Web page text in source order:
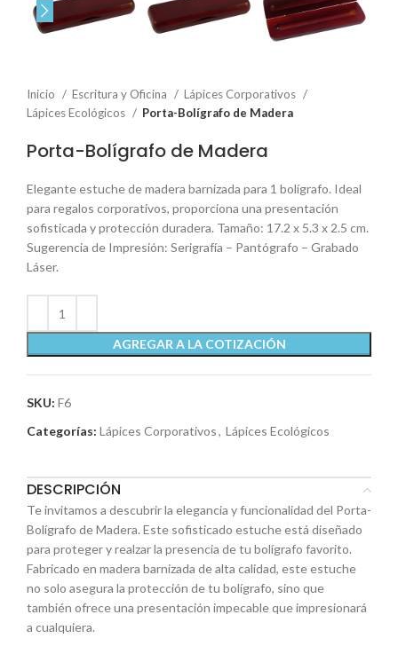
Inicio Escritura y Oficina
Lápices Corporativos
Lápices Ecológicos
Porta-Bolígrafo de Madera
Porta-Bolígrafo de Madera
Elegante estuche de madera barnizada para 1 bolígrafo. Ideal
para regalos corporativos, proporciona una presentación
sofisticada y protección duradera. Tamaño: 17.2 x 5.3 x 2.5 cm.
Sugerencia de Impresión: Serigrafía – Pantógrafo – Grabado
Láser.
AGREGAR A LA COTIZACIÓN
SKU: F6
Categorías: Lápices Corporativos, Lápices Ecológicos
DESCRIPCIÓN
Te invitamos a descubrir la elegancia y funcionalidad del Porta-
Bolígrafo de Madera. Este sofisticado estuche está diseñado
para proteger y realzar la presencia de tu bolígrafo favorito.
Fabricado en madera barnizada de alta calidad, este estuche
no solo asegura la protección de tu bolígrafo, sino que
también ofrece una presentación impecable que impresionará
a cualquiera.